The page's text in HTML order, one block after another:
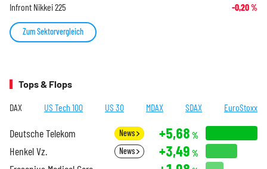
Infront Nikkei 225 -0,20%
Zum Sektorvergleich
Tops & Flops
DAX US Tech 100 US 30 MDAX SDAX EuroStoxx
Deutsche Telekom News +5,68 %
Henkel Vz. News +3,49 %